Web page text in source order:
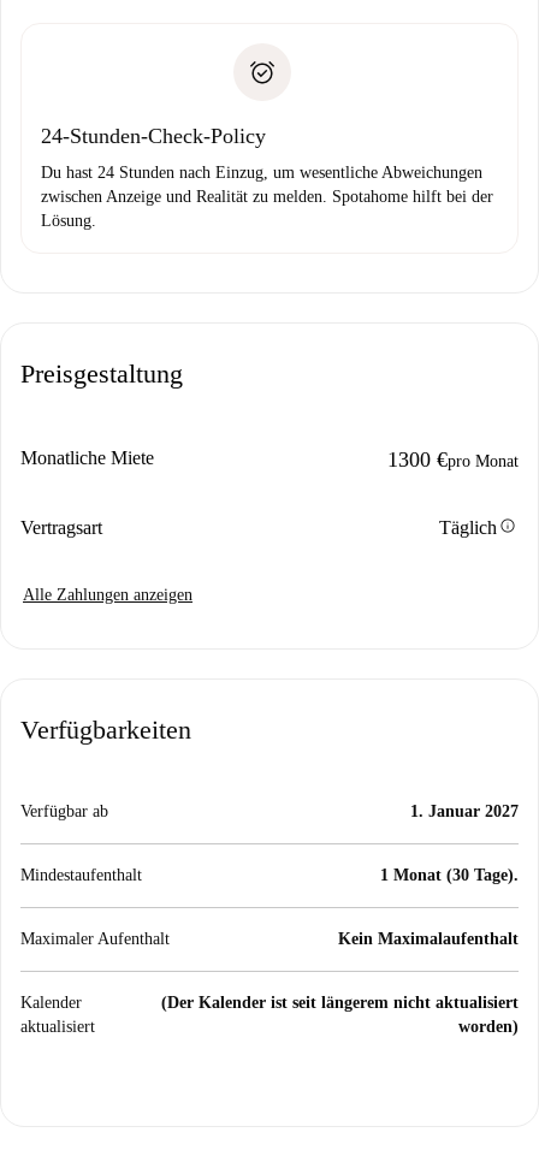
24-Stunden-Check-Policy
Du hast 24 Stunden nach Einzug, um wesentliche Abweichungen
zwischen Anzeige und Realität zu melden. Spotahome hilft bei der
Lösung.
Preisgestaltung
Monatliche Miete 1300 €pro Monat
Vertragsart Täglich info
Alle Zahlungen anzeigen
Verfügbarkeiten
Verfügbar ab 1. Januar 2027
Mindestaufenthalt 1 Monat (30 Tage).
Maximaler Aufenthalt Kein Maximalaufenthalt
Kalender
aktualisiert
(Der Kalender ist seit längerem nicht aktualisiert
worden)